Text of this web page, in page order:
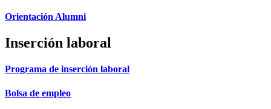
Orientación Alumni
Inserción laboral
Programa de inserción laboral
Bolsa de empleo